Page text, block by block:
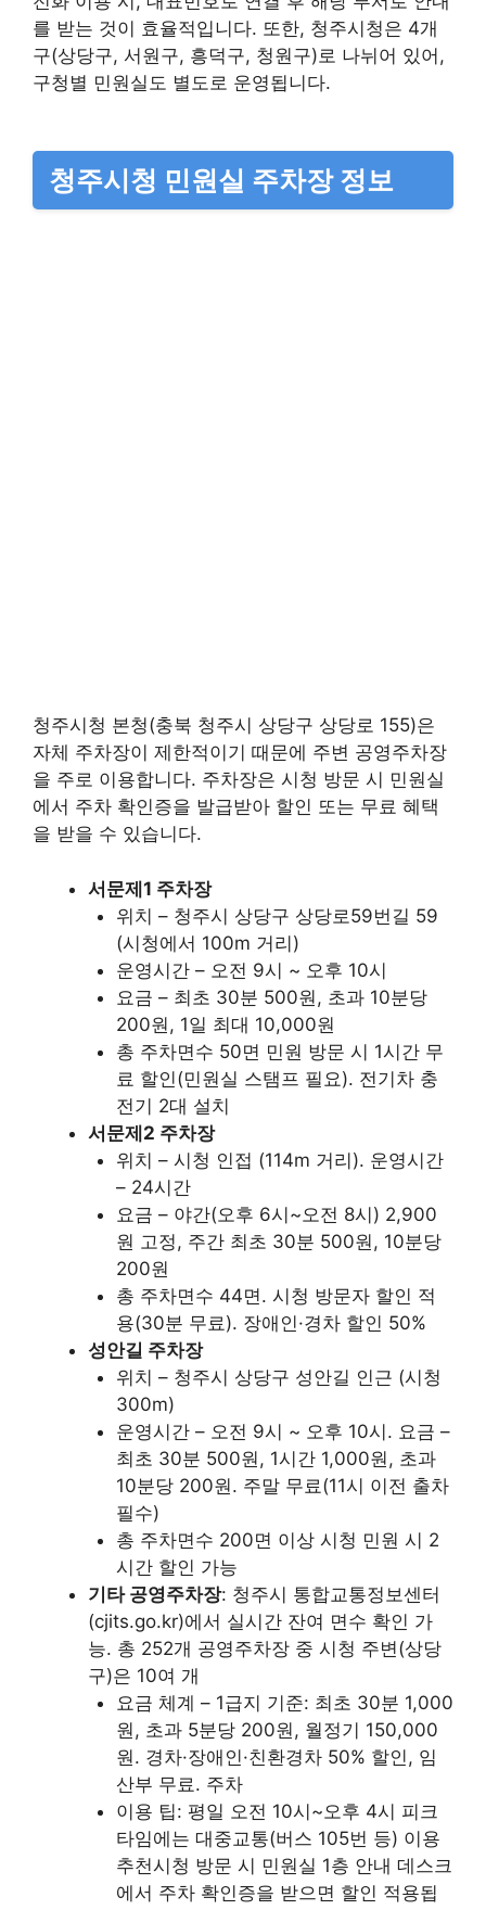
를 받는 것이 효율적입니다. 또한, 청주시청은 4개
구(상당구, 서원구, 흥덕구, 청원구)로 나뉘어 있어,
구청별 민원실도 별도로 운영됩니다.
청주시청 민원실 주차장 정보
청주시청 본청(충북 청주시 상당구 상당로 155)은
자체 주차장이 제한적이기 때문에 주변 공영주차장
을 주로 이용합니다. 주차장은 시청 방문 시 민원실
에서 주차 확인증을 발급받아 할인 또는 무료 혜택
을 받을 수 있습니다.
서문제1 주차장
위치 – 청주시 상당구 상당로59번길 59
(시청에서 100m 거리)
운영시간 – 오전 9시 ~ 오후 10시
요금 – 최초 30분 500원, 초과 10분당
200원, 1일 최대 10,000원
총 주차면수 50면 민원 방문 시 1시간 무
료 할인(민원실 스탬프 필요). 전기차 충
전기 2대 설치
서문제2 주차장
위치 – 시청 인접 (114m 거리). 운영시간
– 24시간
요금 – 야간(오후 6시~오전 8시) 2,900
원 고정, 주간 최초 30분 500원, 10분당
200원
총 주차면수 44면. 시청 방문자 할인 적
용(30분 무료). 장애인·경차 할인 50%
성안길 주차장
위치 – 청주시 상당구 성안길 인근 (시청
300m)
운영시간 – 오전 9시 ~ 오후 10시. 요금 –
최초 30분 500원, 1시간 1,000원, 초과
10분당 200원. 주말 무료(11시 이전 출차
필수)
총 주차면수 200면 이상 시청 민원 시 2
시간 할인 가능
기타 공영주차장: 청주시 통합교통정보센터
(cjits.go.kr)에서 실시간 잔여 면수 확인 가
능. 총 252개 공영주차장 중 시청 주변(상당
구)은 10여 개
요금 체계 – 1급지 기준: 최초 30분 1,000
원, 초과 5분당 200원, 월정기 150,000
원. 경차·장애인·친환경차 50% 할인, 임
산부 무료. 주차
이용 팁: 평일 오전 10시~오후 4시 피크
타임에는 대중교통(버스 105번 등) 이용
추천시청 방문 시 민원실 1층 안내 데스크
에서 주차 확인증을 받으면 할인 적용됩